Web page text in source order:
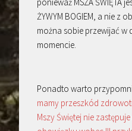
ŻYWYM BOGIEM, a nie z
można sobie przewijać w
momencie.
Ponadto warto
mamy przeszkód
Mszy Świętej nie